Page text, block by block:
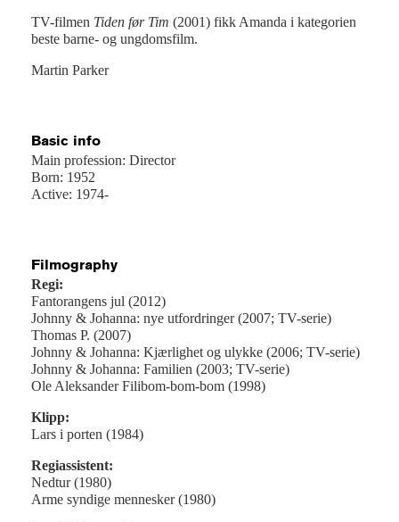
TV-filmen Tiden før Tim (2001) fikk Amanda i kategorien
beste barne- og ungdomsfilm.
Martin Parker
Basic info
Main profession: Director
Born: 1952
Active: 1974-
Filmography
Regi:
Fantorangens jul (2012)
Johnny & Johanna: nye utfordringer (2007; TV-serie)
Thomas P. (2007)
Johnny & Johanna: Kjærlighet og ulykke (2006; TV-serie)
Johnny & Johanna: Familien (2003; TV-serie)
Ole Aleksander Filibom-bom-bom (1998)
Klipp:
Lars i porten (1984)
Regiassistent:
Nedtur (1980)
Arme syndige mennesker (1980)